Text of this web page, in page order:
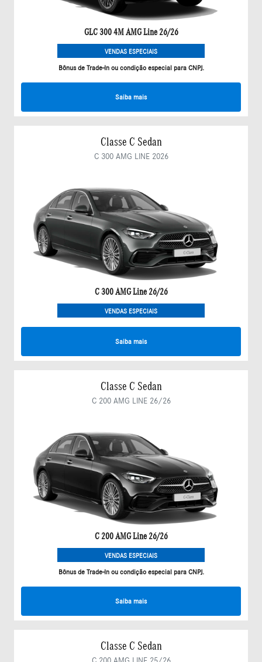
GLC 300 4M AMG Line 26/26
VENDAS ESPECIAIS
Bônus de Trade-In ou condição especial para CNPJ.
Saiba mais
Classe C Sedan
C 300 AMG LINE 2026
C 300 AMG Line 26/26
VENDAS ESPECIAIS
Saiba mais
Classe C Sedan
C 200 AMG LINE 26/26
C 200 AMG Line 26/26
VENDAS ESPECIAIS
Bônus de Trade-In ou condição especial para CNPJ.
Saiba mais
Classe C Sedan